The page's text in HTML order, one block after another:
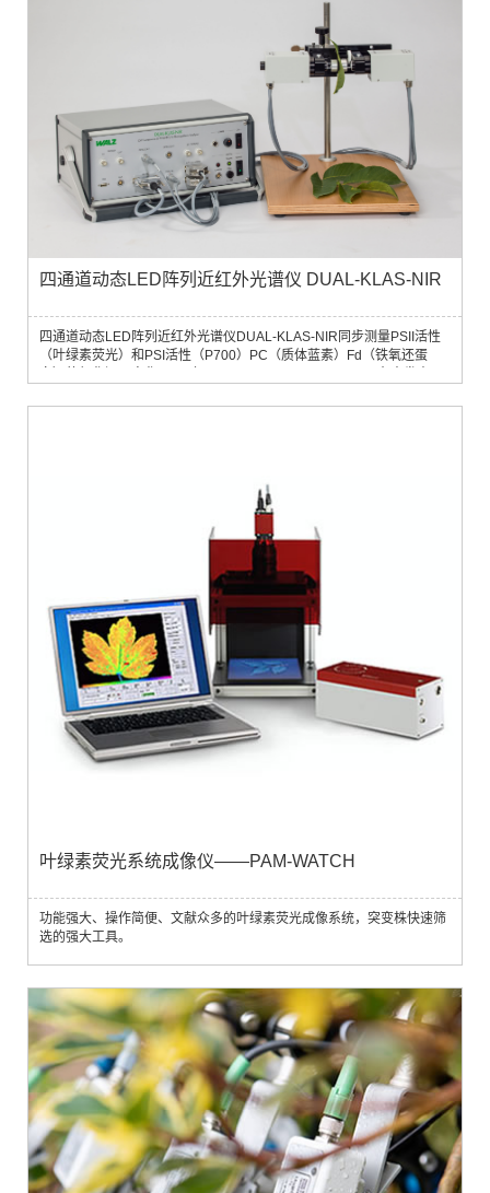
四通道动态LED阵列近红外光谱仪 DUAL-KLAS-NIR
四通道动态LED阵列近红外光谱仪DUAL-KLAS-NIR同步测量PSII活性
（叶绿素荧光）和PSI活性（P700）PC（质体蓝素）Fd（铁氧还蛋
plastocyanin, and P700 transmittance changes in intact leaves with a
叶绿素荧光系统成像仪——PAM-WATCH
功能强大、操作简便、文献众多的叶绿素荧光成像系统，突变株快速筛
选的强大工具。